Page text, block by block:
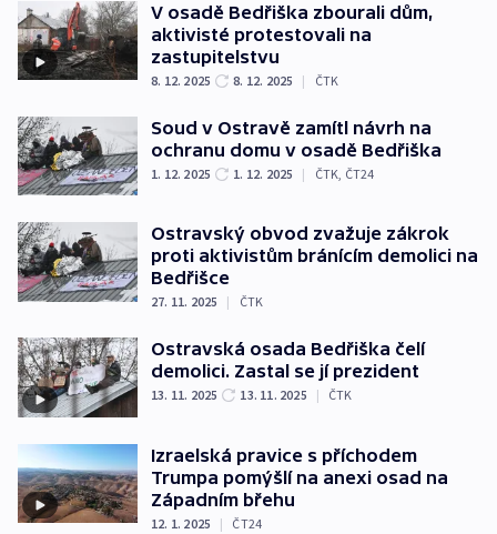
V osadě Bedřiška zbourali dům,
aktivisté protestovali na
zastupitelstvu
8. 12. 2025 8. 12. 2025 | ČTK
Soud v Ostravě zamítl návrh na
ochranu domu v osadě Bedřiška
1. 12. 2025 1. 12. 2025 | ČTK ČT24
Ostravský obvod zvažuje zákrok
proti aktivistům bránícím demolici na
Bedřišce
27. 11. 2025 | ČTK
Ostravská osada Bedřiška čelí
demolici. Zastal se jí prezident
13. 11. 2025 13. 11. 2025 | ČTK
Izraelská pravice s příchodem
Trumpa pomýšlí na anexi osad na
Západním břehu
12. 1. 2025 | ČT24